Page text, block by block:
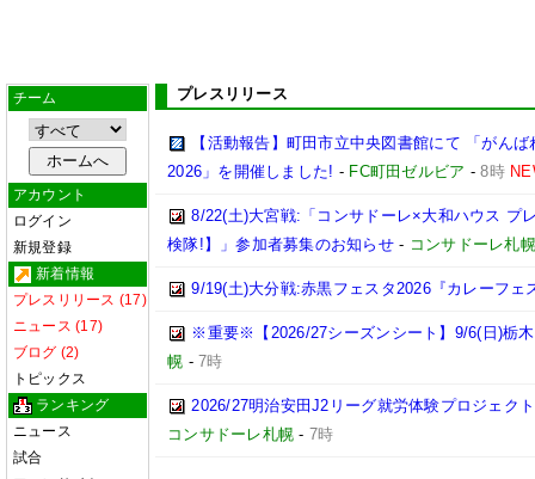
チーム
アカウント
ログイン
新規登録
新着情報
プレスリリース (17)
ニュース (17)
ブログ (2)
トピックス
ランキング
ニュース
試合
プレスリリース
【活動報告】町田市立中央図書館にて 「がん
2026」を開催しました! - FC町田ゼルビア -8時
8/22(土)大宮戦:「コンサドーレ×大和ハウス プ
検隊!】」参加者募集のお知らせ - コンサドーレ札幌
9/19(土)大分戦:赤黒フェスタ2026『カレーフェ
※重要※【2026/27シーズンシート】9/6(日)栃
幌 -7時
2026/27明治安田J2リーグ就労体験プロジェク
コンサドーレ札幌 - 7時